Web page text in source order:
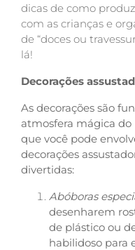
dicas de como
com as crianças e
de “doces ou
lá!
Decorações
As decorações são
atmosfera mágica
que você pode
decorações
divertidas:
Abóboras
desenharem
de plástico ou
habilidoso para